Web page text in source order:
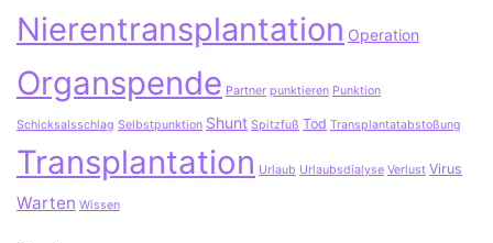
Nierentransplantation Operation
Organspende Partner punktieren Punktion
Schicksalsschlag Selbstpunktion Shunt Spitzfuß Tod Transplantatabstoßung
Transplantation Urlaub Urlaubsdialyse Verlust Virus
Warten Wissen